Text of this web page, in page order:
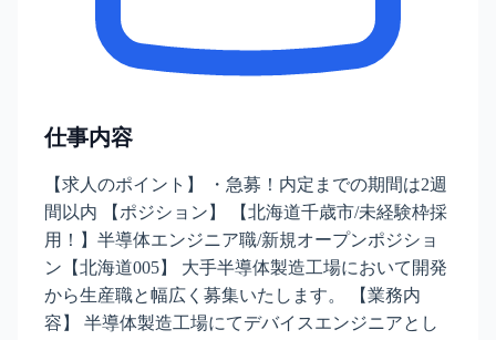
仕事内容
【求人のポイント】 ・急募！内定までの期間は2週
間以内 【ポジション】 【北海道千歳市/未経験枠採
用！】半導体エンジニア職/新規オープンポジショ
ン【北海道005】 大手半導体製造工場において開発
から生産職と幅広く募集いたします。 【業務内
容】 半導体製造工場にてデバイスエンジニアとし